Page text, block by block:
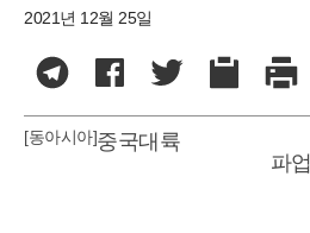
2021년 12월 25일
[동아시아]중국대륙
파업